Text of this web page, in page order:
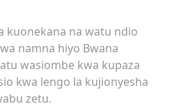
kuonekana na watu ndio
namna hiyo Bwana
wasiombe kwa kupaza
kwa lengo la kujionyesha
zetu.